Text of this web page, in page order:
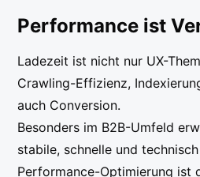
Performance ist
Ladezeit ist nicht nur UX-
Crawling-Effizienz,
auch Conversion.
Besonders im B2B-Umfeld
stabile, schnelle und
Performance-Optimierung ist